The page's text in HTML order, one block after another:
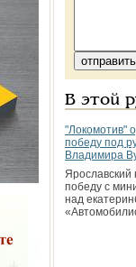
В этой
"Локомотив"
победу под
Владимира
Ярославский
победу c
над